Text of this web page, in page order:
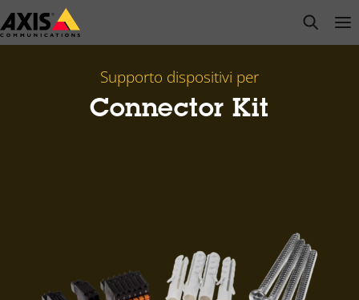
Salta
al
open
Supporto dispositivi per
Connector Kit